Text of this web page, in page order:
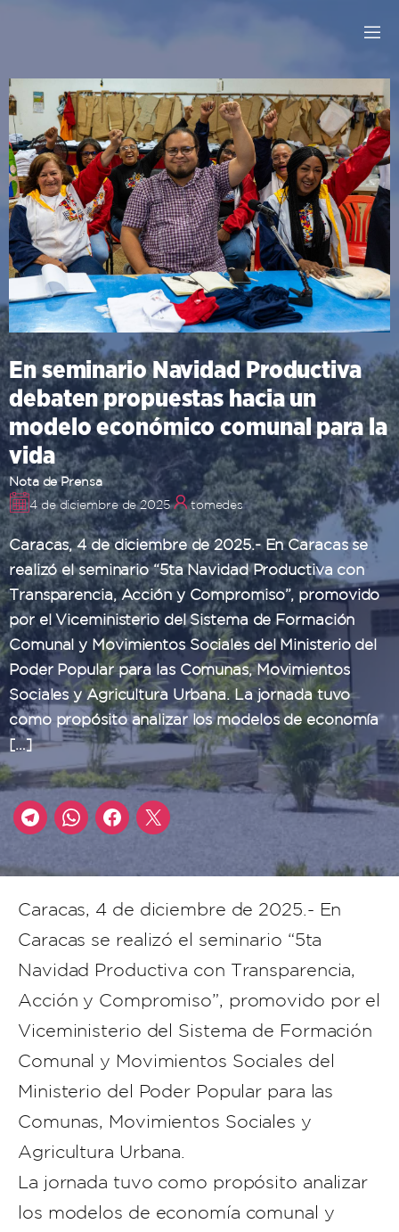
En seminario Navidad Productiva
debaten propuestas hacia un
modelo económico comunal para la
vida
Nota de Prensa
4 de diciembre de 2025
tomedes
Caracas, 4 de diciembre de 2025.- En Caracas se
realizó el seminario “5ta Navidad Productiva con
Transparencia, Acción y Compromiso”, promovido
por el Viceministerio del Sistema de Formación
Comunal y Movimientos Sociales del Ministerio del
Poder Popular para las Comunas, Movimientos
Sociales y Agricultura Urbana. La jornada tuvo
como propósito analizar los modelos de economía
[…]
Caracas, 4 de diciembre de 2025.- En
Caracas se realizó el seminario “5ta
Navidad Productiva con Transparencia,
Acción y Compromiso”, promovido por el
Viceministerio del Sistema de Formación
Comunal y Movimientos Sociales del
Ministerio del Poder Popular para las
Comunas, Movimientos Sociales y
Agricultura Urbana.
La jornada tuvo como propósito analizar
los modelos de economía comunal y